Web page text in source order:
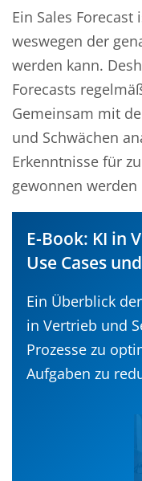
Ein Sales
weswegen der
werden kann.
Forecasts
Gemeinsam mit
und Schwächen
Erkenntnisse für
gewonnen werden
E-Book: KI in
Use Cases
Ein Überblick
in Vertrieb und
Prozesse zu
Aufgaben zu